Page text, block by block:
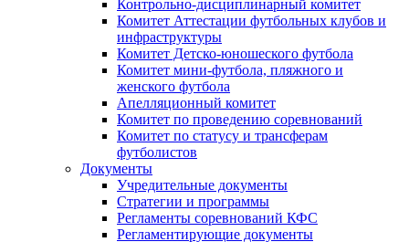
Контрольно-дисциплинарный комитет
Комитет Аттестации футбольных клубов и
инфраструктуры
Комитет Детско-юношеского футбола
Комитет мини-футбола, пляжного и
женского футбола
Апелляционный комитет
Комитет по проведению соревнований
Комитет по статусу и трансферам
футболистов
Документы
Учредительные документы
Стратегии и программы
Регламенты соревнований КФС
Регламентирующие документы